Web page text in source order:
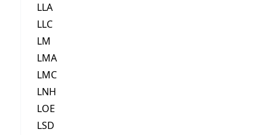
LLA
LLC
LM
LMA
LMC
LNH
LOE
LSD